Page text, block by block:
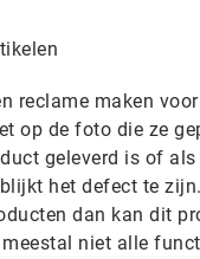
reclame maken
op de foto die ze
geleverd is of
het defect te
dan kan dit
niet alle